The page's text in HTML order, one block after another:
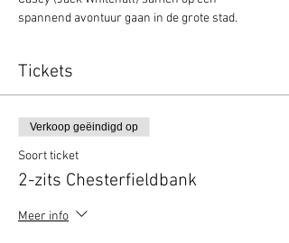
spannend avontuur gaan in de grote stad.
Tickets
Verkoop geëindigd op
Soort ticket
2-zits Chesterfieldbank
Meer info